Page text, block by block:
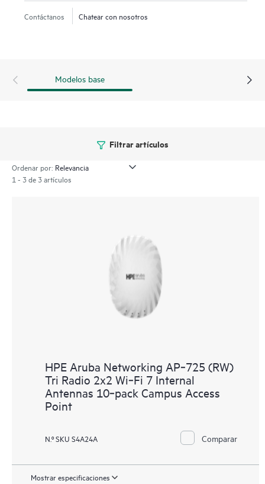
Este compacto punto de acceso para interiores Wi-Fi 7 está
diseñado con tres radios 2x2 MIMO (2,4, 5 y 6 GHz), un
Contáctanos Chatear con nosotros
Modelos base
Filtrar artículos
Ordenar por:
1 - 3 de 3 artículos
HPE Aruba Networking AP‑725 (RW)
Tri Radio 2x2 Wi‑Fi 7 Internal
Antennas 10‑pack Campus Access
Point
N.º SKU S4A24A Comparar
Mostrar especificaciones